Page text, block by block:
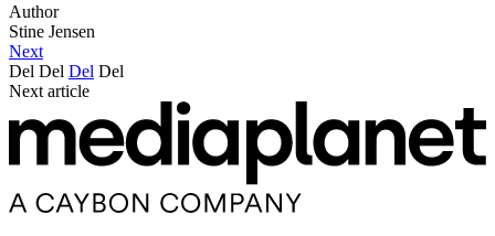
Author
Stine Jensen
Next
Del Del Del Del
Next article